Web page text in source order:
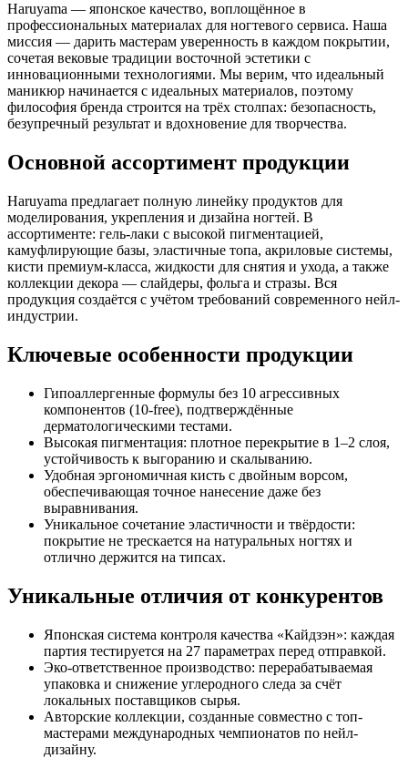
Haruyama — японское качество, воплощённое в
профессиональных материалах для ногтевого сервиса. Наша
миссия — дарить мастерам уверенность в каждом покрытии,
сочетая вековые традиции восточной эстетики с
инновационными технологиями. Мы верим, что идеальный
маникюр начинается с идеальных материалов, поэтому
философия бренда строится на трёх столпах: безопасность,
безупречный результат и вдохновение для творчества.
Основной ассортимент продукции
Haruyama предлагает полную линейку продуктов для
моделирования, укрепления и дизайна ногтей. В
ассортименте: гель-лаки с высокой пигментацией,
камуфлирующие базы, эластичные топа, акриловые системы,
кисти премиум-класса, жидкости для снятия и ухода, а также
коллекции декора — слайдеры, фольга и стразы. Вся
продукция создаётся с учётом требований современного нейл-
индустрии.
Ключевые особенности продукции
Гипоаллергенные формулы без 10 агрессивных
компонентов (10-free), подтверждённые
дерматологическими тестами.
Высокая пигментация: плотное перекрытие в 1–2 слоя,
устойчивость к выгоранию и скалыванию.
Удобная эргономичная кисть с двойным ворсом,
обеспечивающая точное нанесение даже без
выравнивания.
Уникальное сочетание эластичности и твёрдости:
покрытие не трескается на натуральных ногтях и
отлично держится на типсах.
Уникальные отличия от конкурентов
Японская система контроля качества «Кайдзэн»: каждая
партия тестируется на 27 параметрах перед отправкой.
Эко-ответственное производство: перерабатываемая
упаковка и снижение углеродного следа за счёт
локальных поставщиков сырья.
Авторские коллекции, созданные совместно с топ-
мастерами международных чемпионатов по нейл-
дизайну.